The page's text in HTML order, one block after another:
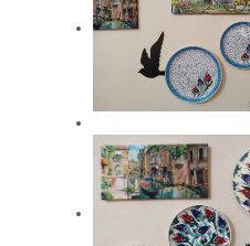
color tones.
%100 Domestic
Türkiye. Tamamen
Kutulu El Yapımı
Benzer